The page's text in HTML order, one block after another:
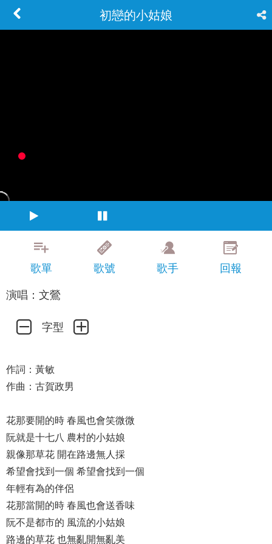
初戀的小姑娘
歌單 歌號 歌手
回報
演唱：文鶯
字型
作詞：黃敏
作曲：古賀政男
花那要開的時 春風也會笑微微
阮就是十七八 農村的小姑娘
親像那草花 開在路邊無人採
希望會找到一個 希望會找到一個
年輕有為的伴侶
花那當開的時 春風也會送香味
阮不是都市的 風流的小姑娘
路邊的草花 也無亂開無亂美